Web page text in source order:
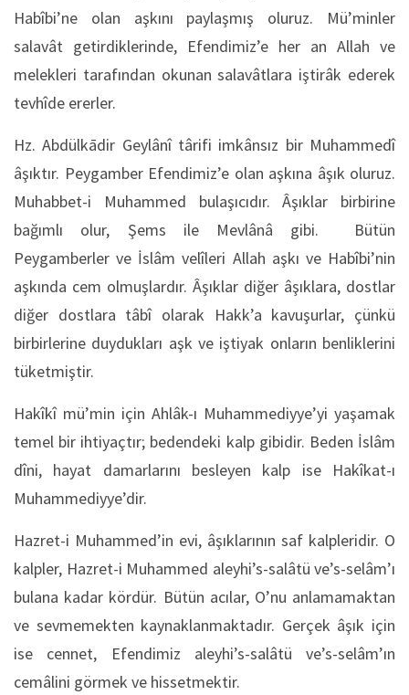
Habîbi’ne olan aşkını paylaşmış oluruz. Mü’minler
salavât getirdiklerinde, Efendimiz’e her an Allah ve
melekleri tarafından okunan salavâtlara iştirâk ederek
tevhîde ererler.
Hz. Abdülkādir Geylânî târifi imkânsız bir Muhammedî
âşıktır. Peygamber Efendimiz’e olan aşkına âşık oluruz.
Muhabbet-i Muhammed bulaşıcıdır. Âşıklar birbirine
bağımlı olur, Şems ile Mevlânâ gibi. Bütün
Peygamberler ve İslâm velîleri Allah aşkı ve Habîbi’nin
aşkında cem olmuşlardır. Âşıklar diğer âşıklara, dostlar
diğer dostlara tâbî olarak Hakk’a kavuşurlar, çünkü
birbirlerine duydukları aşk ve iştiyak onların benliklerini
tüketmiştir.
Hakîkî mü’min için Ahlâk-ı Muhammediyye’yi yaşamak
temel bir ihtiyaçtır; bedendeki kalp gibidir. Beden İslâm
dîni, hayat damarlarını besleyen kalp ise Hakîkat-ı
Muhammediyye’dir.
Hazret-i Muhammed’in evi, âşıklarının saf kalpleridir. O
kalpler, Hazret-i Muhammed aleyhi’s-salâtü ve’s-selâm’ı
bulana kadar kördür. Bütün acılar, O’nu anlamamaktan
ve sevmemekten kaynaklanmaktadır. Gerçek âşık için
ise cennet, Efendimiz aleyhi’s-salâtü ve’s-selâm’ın
cemâlini görmek ve hissetmektir.